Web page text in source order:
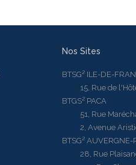
Nos Sites
BTSG² ILE-DE-
15, Rue de l'Hôtel
BTGS² PACA
51, Rue
2, Avenue
BTSG²
28, Rue